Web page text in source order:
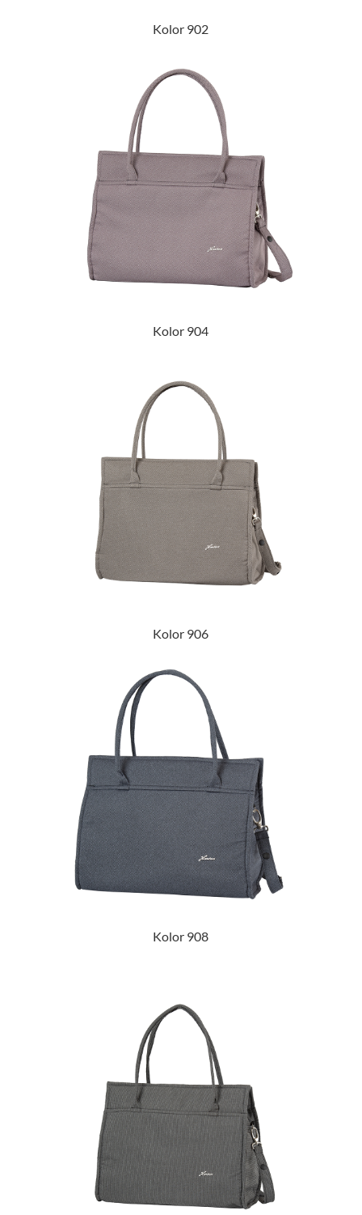
Kolor 902
Kolor 904
Kolor 906
Kolor 908